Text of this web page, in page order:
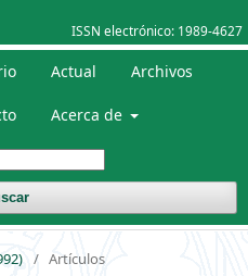
ISSN electrónico: 1989-4627
Actual Archivos
Acerca de
/ Artículos